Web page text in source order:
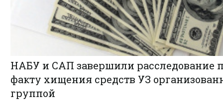
НАБУ и САП завершили расследование
факту хищения средств УЗ
группой